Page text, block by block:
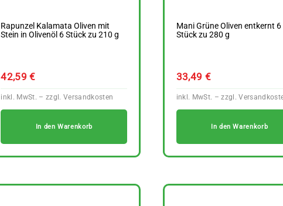
Rapunzel Kalamata Oliven mit
Stein in Olivenöl 6 Stück zu 210 g
42,59€
In den Warenkorb
Mani Grüne Oliven entkernt 6
Stück zu 280 g
33,49 €
In den Warenkorb